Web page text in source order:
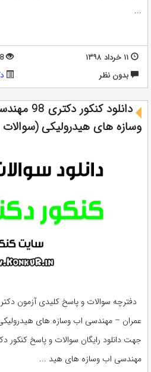
...
۱۱ خرداد ۱۳۹۸
بدون نظر
دانلود
وسازه های هیدرولیکی
عمران – مهندسی اب وسازه های
مهندسی اب وسازه های هید ...